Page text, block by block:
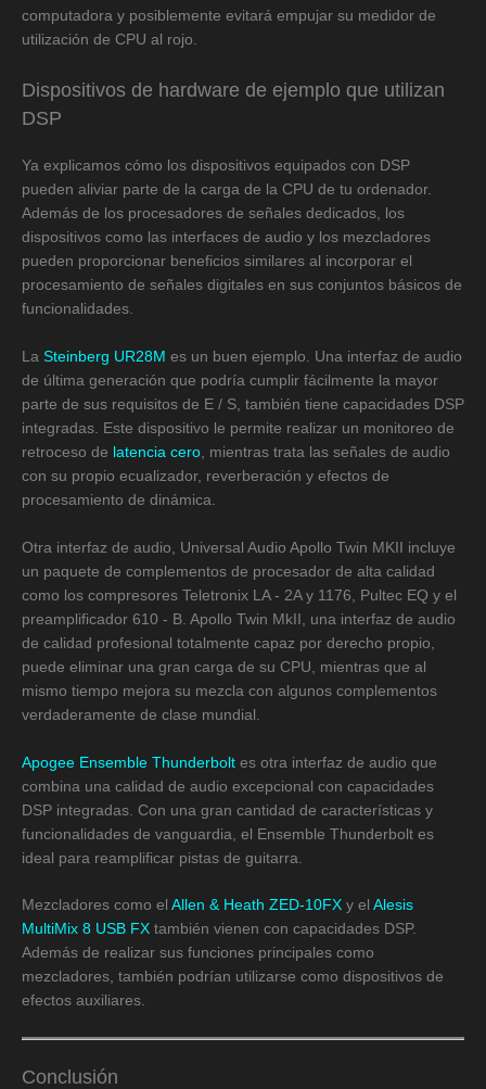
computadora y posiblemente evitará empujar su medidor de
utilización de CPU al rojo.
Dispositivos de hardware de ejemplo que utilizan
DSP
Ya explicamos cómo los dispositivos equipados con DSP
pueden aliviar parte de la carga de la CPU de tu ordenador.
Además de los procesadores de señales dedicados, los
dispositivos como las interfaces de audio y los mezcladores
pueden proporcionar beneficios similares al incorporar el
procesamiento de señales digitales en sus conjuntos básicos de
funcionalidades.
La Steinberg UR28M es un buen ejemplo. Una interfaz de audio
de última generación que podría cumplir fácilmente la mayor
parte de sus requisitos de E / S, también tiene capacidades DSP
integradas. Este dispositivo le permite realizar un monitoreo de
retroceso de latencia cero , mientras trata las señales de audio
con su propio ecualizador, reverberación y efectos de
procesamiento de dinámica.
Otra interfaz de audio, Universal Audio Apollo Twin MKII incluye
un paquete de complementos de procesador de alta calidad
como los compresores Teletronix LA ‑ 2A y 1176, Pultec EQ y el
preamplificador 610 ‑ B. Apollo Twin MkII, una interfaz de audio
de calidad profesional totalmente capaz por derecho propio,
puede eliminar una gran carga de su CPU, mientras que al
mismo tiempo mejora su mezcla con algunos complementos
verdaderamente de clase mundial.
Apogee Ensemble Thunderbolt es otra interfaz de audio que
combina una calidad de audio excepcional con capacidades
DSP integradas. Con una gran cantidad de características y
funcionalidades de vanguardia, el Ensemble Thunderbolt es
ideal para reamplificar pistas de guitarra.
Mezcladores como el Allen & Heath ZED-10FX y el Alesis
MultiMix 8 USB FX también vienen con capacidades DSP.
Además de realizar sus funciones principales como
mezcladores, también podrían utilizarse como dispositivos de
efectos auxiliares.
Conclusión